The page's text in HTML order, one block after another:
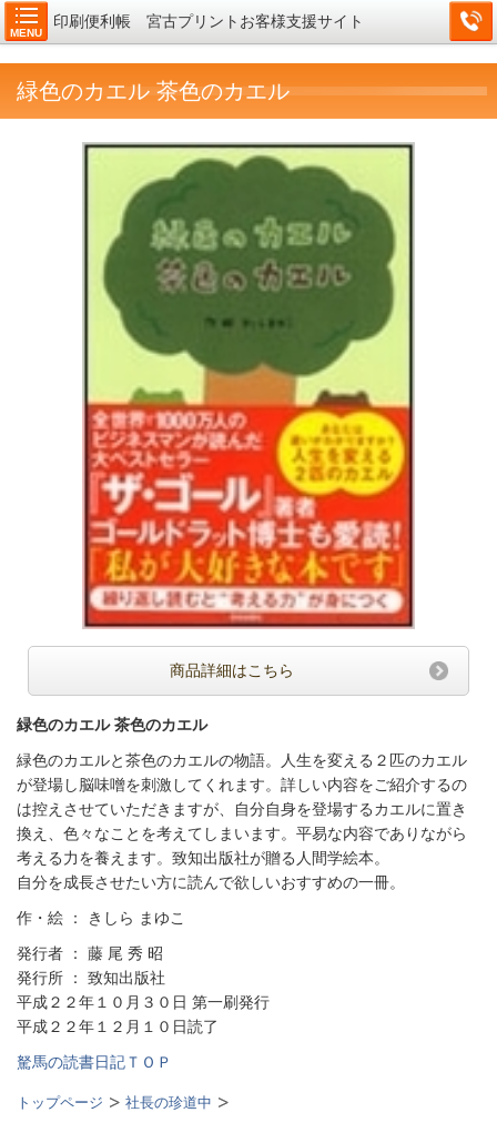
MENU
印刷便利帳 宮古プリントお客様支援サイト
緑色のカエル 茶色のカエル
商品詳細はこちら
緑色のカエル 茶色のカエル
緑色のカエルと茶色のカエルの物語。人生を変える２匹のカエル
が登場し脳味噌を刺激してくれます。詳しい内容をご紹介するの
は控えさせていただきますが、自分自身を登場するカエルに置き
換え、色々なことを考えてしまいます。平易な内容でありながら
考える力を養えます。致知出版社が贈る人間学絵本。
自分を成長させたい方に読んで欲しいおすすめの一冊。
作・絵 ： きしら まゆこ
発行者 ： 藤 尾 秀 昭
発行所 ： 致知出版社
平成２２年１０月３０日 第一刷発行
平成２２年１２月１０日読了
駑馬の読書日記ＴＯＰ
トップページ 社長の珍道中